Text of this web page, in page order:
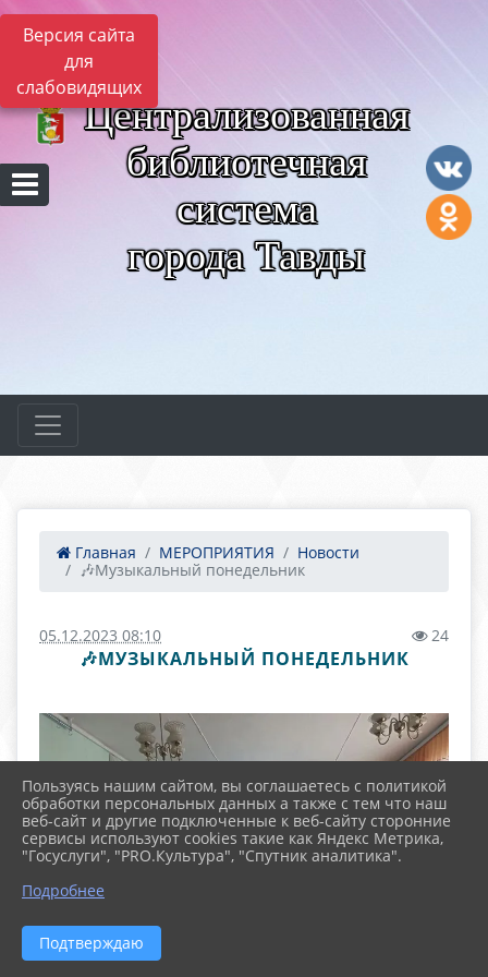
Версия сайта
для
слабовидящих
Централизованная
библиотечная
система
города Тавды
Главная МЕРОПРИЯТИЯ
Новости
🎶Музыкальный понедельник
05.12.2023 08:10 24
🎶МУЗЫКАЛЬНЫЙ ПОНЕДЕЛЬНИК
Пользуясь нашим сайтом, вы соглашаетесь с политикой
обработки персональных данных а также с тем что наш
веб-сайт и другие подключенные к веб-сайту сторонние
сервисы используют cookies такие как Яндекс Метрика,
"Госуслуги", "PRO.Культура", "Спутник аналитика".
Подробнее
Подтверждаю